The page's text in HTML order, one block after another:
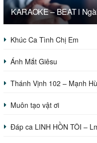
KARAOKE – BEAT l
Khúc Ca Tình Chị Em
Ánh Mắt Giêsu
Thánh Vịnh 102 – Mạnh
Muôn tạo vật ơi
Đáp ca LINH HỒN TÔI –